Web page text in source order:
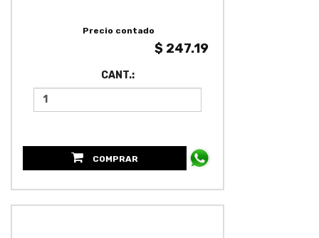
Precio contado
$ 247.19
CANT.:
COMPRAR